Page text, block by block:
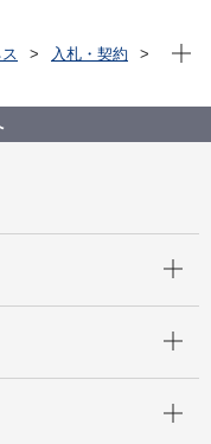
入札・契約
争入札】お悔やみ窓
係るコンサルティン
現在